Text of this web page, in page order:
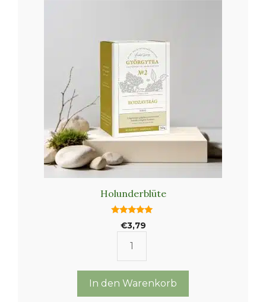
Holunderblüte
5.00
von 5
€3,79
Holunderblüte
In den Warenkorb